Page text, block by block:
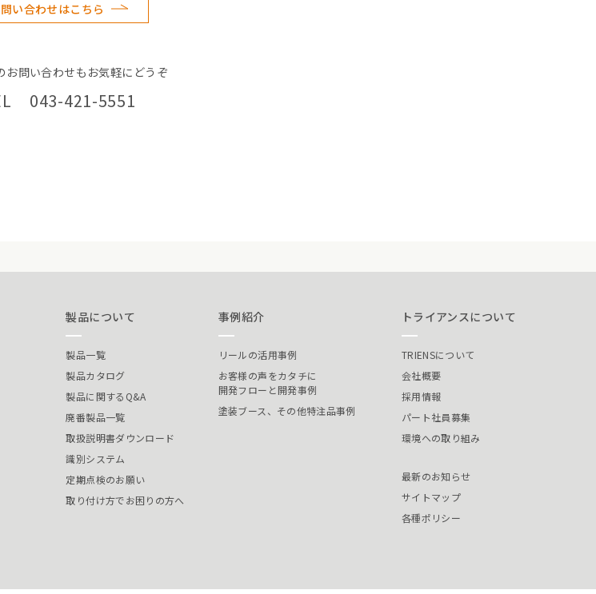
い合わせはこちら
お問い合わせもお気軽にどうぞ
043-421-5551
製品について
製品一覧
製品カタログ
製品に関するQ&A
廃番製品一覧
取扱説明書ダウンロード
識別システム
定期点検のお願い
取り付け方でお困りの方へ
事例紹介
リールの活用事例
お客様の声をカタチに
開発フローと開発事例
塗装ブース、その他特注品事例
トライアンスについて
TRIENSについて
会社概要
採用情報
パート社員募集
環境への取り組み
最新のお知らせ
サイトマップ
各種ポリシー